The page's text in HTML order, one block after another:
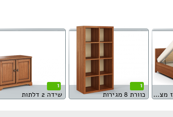
מיטה זוגית עם ארגז מצעים
1
כוורת 8 מגירות
1
שידה 2 דלתות